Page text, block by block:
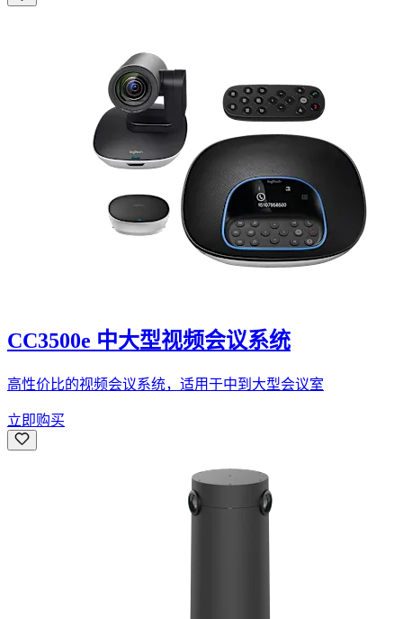
CC3500e 中大型视频会议系统
高性价比的视频会议系统，适用于中到大型会议室
立即购买